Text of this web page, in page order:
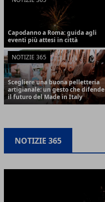
Capodanno a Roma: guida agli
eventi più attesi in città
NOTIZIE 365
Scegliere una buona pelletteria
artigianale: un gesto che difende
il futuro del Made in Italy
NOTIZIE 365